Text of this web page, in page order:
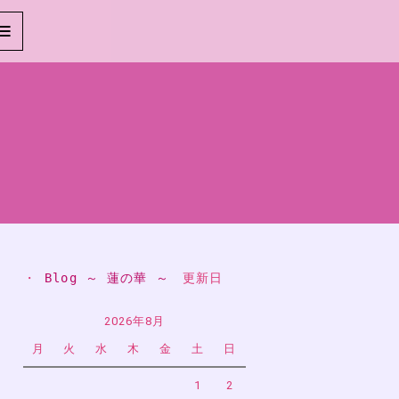
・ Blog ～ 蓮の華 ～ 更新日
2026年8月
月 火 水 木 金 土 日
1 2